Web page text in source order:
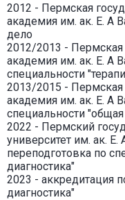
2012 - Пермская
академия им. ак. Е. А
дело
2012/2013 - Пермская
академия им. ак. Е. А
специальности
2013/2015 - Пермская
академия им. ак. Е. А
специальности
2022 - Пермский
университет им. ак. Е.
переподготовка по
диагностика"
2023 - аккредитация
диагностика"